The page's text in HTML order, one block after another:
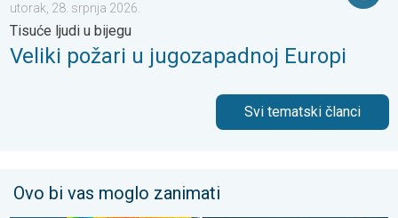
utorak, 28. srpnja 2026.
Tisuće ljudi u bijegu
Veliki požari u jugozapadnoj Europi
Svi tematski članci
Ovo bi vas moglo zanimati